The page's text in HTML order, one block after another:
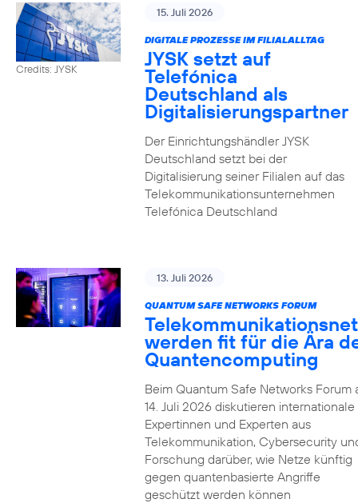
Credits: JYSK
15. Juli 2026
DIGITALE PROZESSE IM FILIALALLTAG
JYSK setzt auf
Telefónica
Deutschland als
Digitalisierungspartner
Der Einrichtungshändler JYSK
Deutschland setzt bei der
Digitalisierung seiner Filialen auf das
Telekommunikationsunternehmen
Telefónica Deutschland
13. Juli 2026
QUANTUM SAFE NETWORKS FORUM
werden fit für die Ära
Quantencomputing
Beim Quantum Safe Networks Forum
14. Juli 2026 diskutieren internationale
Expertinnen und Experten aus
Telekommunikation, Cybersecurity
Forschung darüber, wie Netze künftig
gegen quantenbasierte Angriffe
geschützt werden können